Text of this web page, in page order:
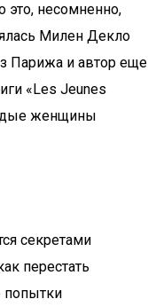
это, несомненно,
Милен Декло
Парижа и автор еще
«Les Jeunes
женщины
секретами
перестать
попытки